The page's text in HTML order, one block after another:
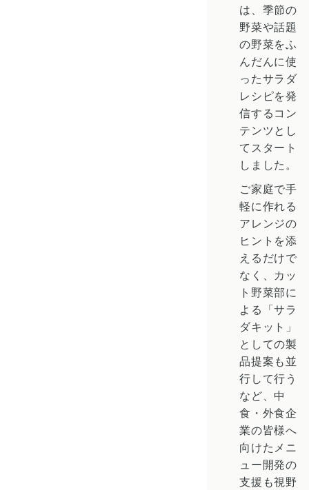
は、季節の
野菜や話題
の野菜をふ
んだんに使
ったサラダ
レシピを発
信するコン
テンツとし
てスタート
しました。
ご家庭で手
軽に作れる
アレンジの
ヒントを添
えるだけで
なく、カッ
ト野菜部に
よる「サラ
ダキット」
としての製
品提案も並
行して行う
など、中
食・外食企
業の皆様へ
向けたメニ
ュー開発の
支援も視野